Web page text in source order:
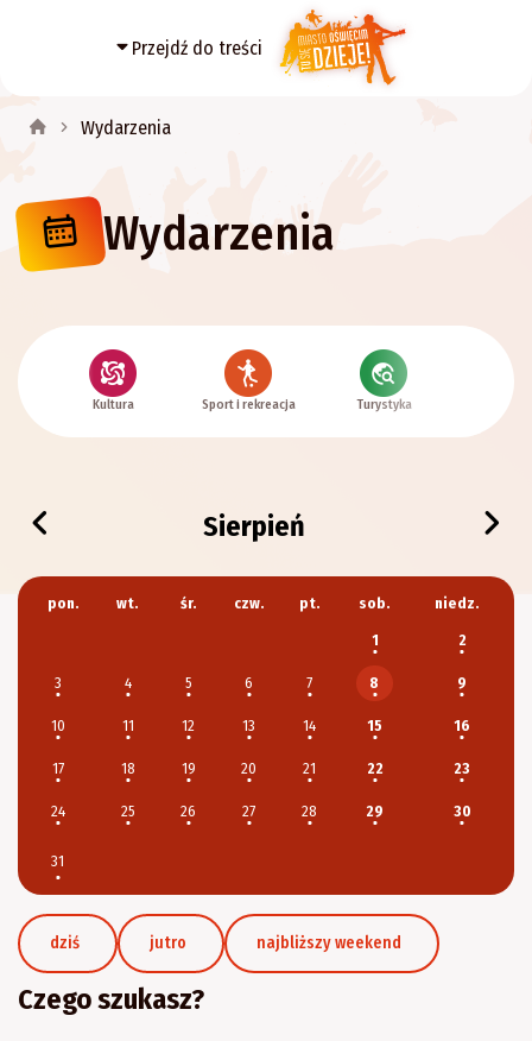
Przejdź do treści
Wydarzenia
Wydarzenia
Kultura Sport i rekreacja Turystyka
Sierpień
pon. wt. śr. czw. pt. sob. niedz.
1 2
3 4 5 6 7 8 9
10 11 12 13 14 15 16
17 18 19 20 21 22 23
24 25 26 27 28 29 30
31
dziś jutro najbliższy weekend
Czego szukasz?